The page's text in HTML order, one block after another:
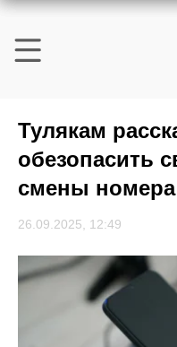
Тулякам
обезопасить
смены номера
26.09.2025, 12:49